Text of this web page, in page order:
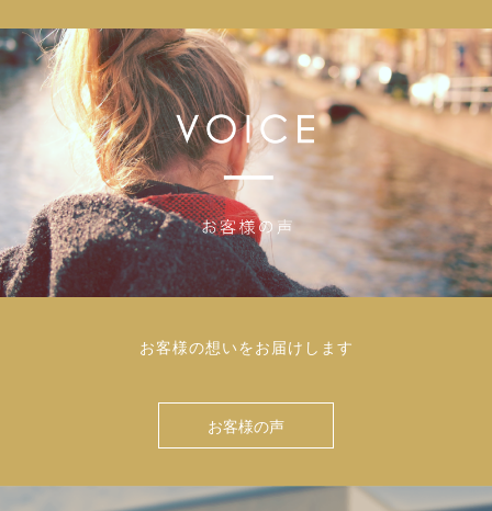
お客様の想いをお届けします
お客様の声